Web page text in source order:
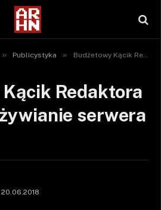
» Publicystyka » Budżetowy Kącik Redaktora Kebaba – Ożywianie serwera z 2006 r.
Redaktora
serwera
20.06.2018